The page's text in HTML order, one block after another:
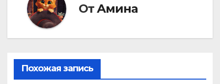
ОтАмина
Похожая запись